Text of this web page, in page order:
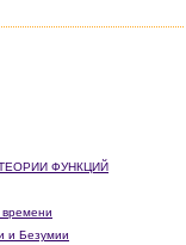
ТЕОРИИ ФУНКЦИЙ
времени
и Безумии